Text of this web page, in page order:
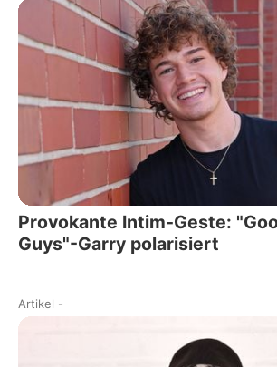
Provokante Intim-Geste:
Guys"-Garry polarisiert
Artikel -